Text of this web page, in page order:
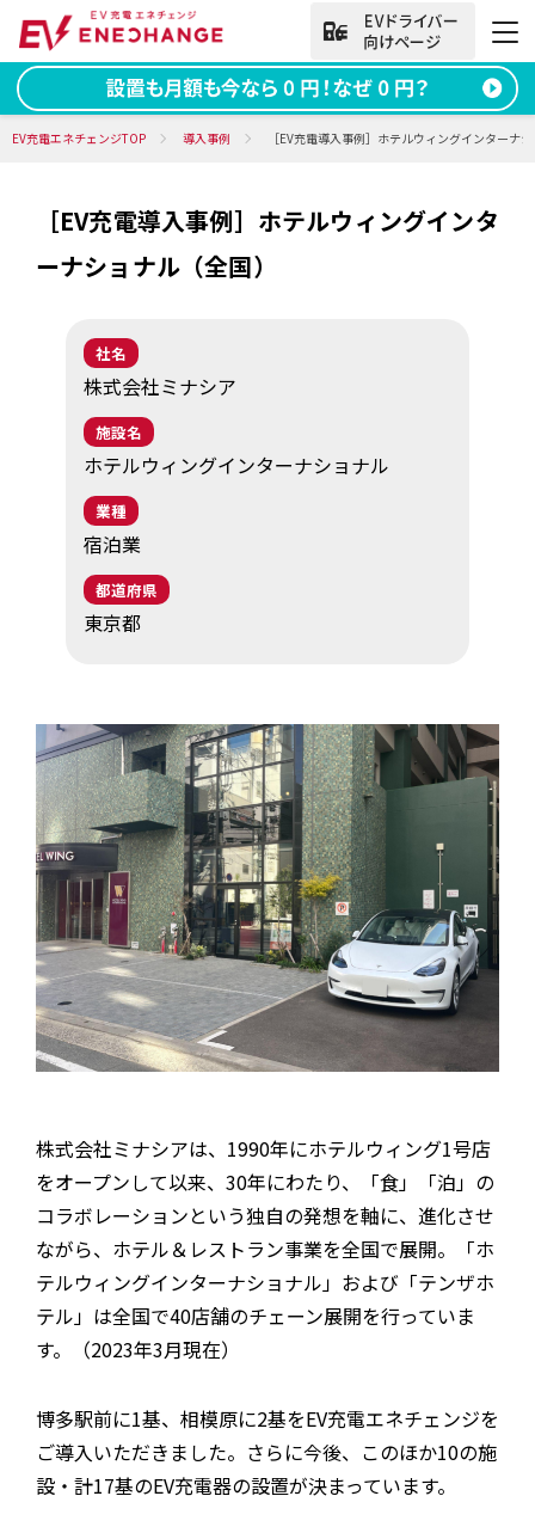
法人向けお問い合わせ
資料ダウンロード 無料お問い合わせ
電話をかける 050-2030-5702
法人向け
サービス
導入事例
EV・充電の基礎知識
設置・月額費用0円で導入できる理由
セミナー情報
ニュース・展示会情報
ブランドツールキット
導入施設別プラン
EV充電エネチェンジTOP 導入事例 ［EV充電導入事例］ホテルウィングインターナ
［EV充電導入事例］ホテルウィングインタ
ーナショナル（全国）
社名
株式会社ミナシア
施設名
ホテルウィングインターナショナル
業種
宿泊業
都道府県
東京都
株式会社ミナシアは、1990年にホテルウィング1号店
をオープンして以来、30年にわたり、「食」「泊」の
コラボレーションという独自の発想を軸に、進化させ
ながら、ホテル＆レストラン事業を全国で展開。「ホ
テルウィングインターナショナル」および「テンザホ
テル」は全国で40店舗のチェーン展開を行っていま
す。（2023年3月現在）
博多駅前に1基、相模原に2基をEV充電エネチェンジを
ご導入いただきました。さらに今後、このほか10の施
設・計17基のEV充電器の設置が決まっています。